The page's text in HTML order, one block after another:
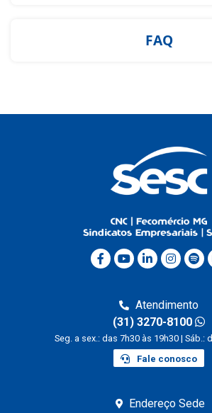
FAQ
Atendimento
(31) 3270-8100
Seg. a sex.: das 7h30 às 19h30 | Sáb.:
Fale conosco
Endereço Sede